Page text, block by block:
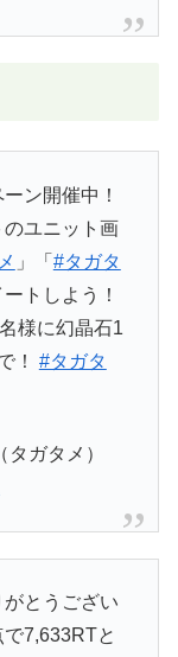
ン開催中！
ユニット画
」「 #タガタ
トしよう！
様に幻晶石1
！ #タガタ
ガタメ）
がとうござい
7,633RTと